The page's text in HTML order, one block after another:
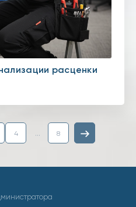
расценки
4 ... 8